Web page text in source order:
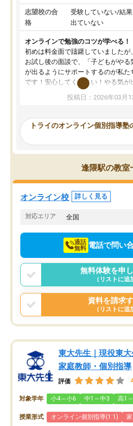
志望校の合
格
受験していない/結
出ていない
オンラインで勉強のコツが学べる！
初めは料金面で躊躇していましたが、
お試し後の面談で、「子どもがやる
が出るようにサポートするのが私た
です！安心してください！やる気が
ないのは私たち講師の責任です」と言
ってくださり、確かに！と考えて、
ったんですが、学生の先生から学ぶ
み、徐々に成績が上がったらいいなと
思っていました。何が今足りないの
を的確に指導いただき、子どももびっ
くりするほど楽しんでやる気を持って
塾を受けています。狙い通り、少し
つ成績も上がり、苦手意識も無くなっ
てきたので、さらに苦手な数学も追加
でお願いしました。来年の高校受験に
投稿日：2026年03月
トライのオンライン個別指導
逢隈駅の教室
オンライン校 詳しく見る
対応エリア 全国
通話
無料 電話で問い
無料体験を申
（リストに追
資料を請求
（リストに追
東大先生｜現役東
家庭教師・個別指導
評価
対象学年 小4～小6 中1～中3 高1
授業形式 オンライン個別指導(1:1)